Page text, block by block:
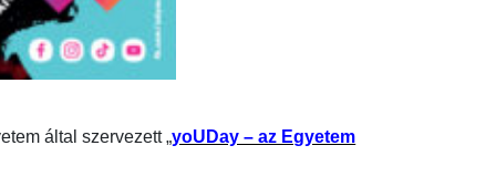
által szervezett „yoUDay – az Egyetem